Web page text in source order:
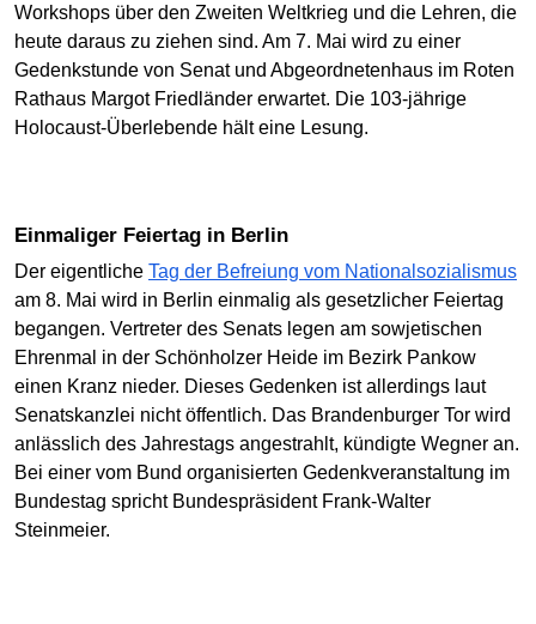
Workshops über den Zweiten Weltkrieg und die Lehren, die
heute daraus zu ziehen sind. Am 7. Mai wird zu einer
Gedenkstunde von Senat und Abgeordnetenhaus im Roten
Rathaus Margot Friedländer erwartet. Die 103-jährige
Holocaust-Überlebende hält eine Lesung.
Einmaliger Feiertag in Berlin
Der eigentliche Tag der Befreiung vom Nationalsozialismus
am 8. Mai wird in Berlin einmalig als gesetzlicher Feiertag
begangen. Vertreter des Senats legen am sowjetischen
Ehrenmal in der Schönholzer Heide im Bezirk Pankow
einen Kranz nieder. Dieses Gedenken ist allerdings laut
Senatskanzlei nicht öffentlich. Das Brandenburger Tor wird
anlässlich des Jahrestags angestrahlt, kündigte Wegner an.
Bei einer vom Bund organisierten Gedenkveranstaltung im
Bundestag spricht Bundespräsident Frank-Walter
Steinmeier.